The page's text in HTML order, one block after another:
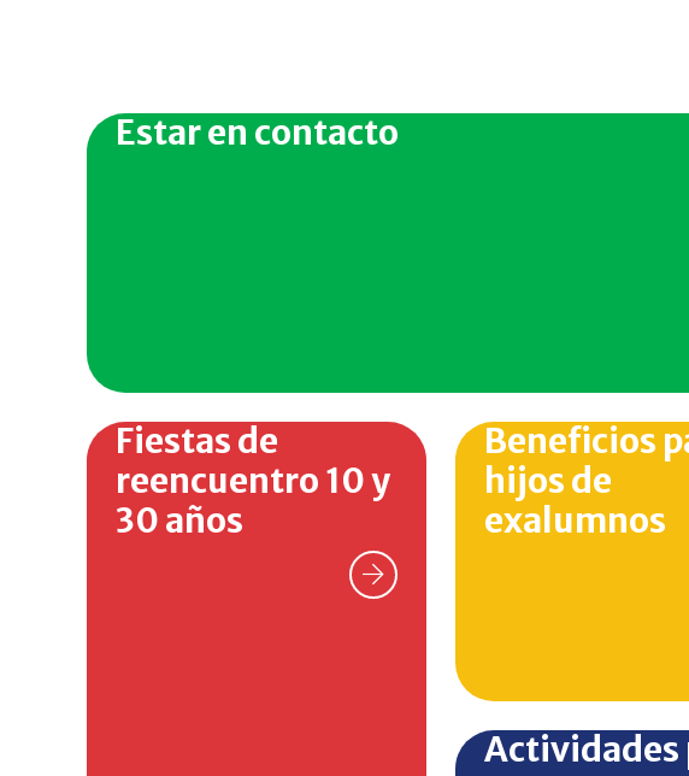
Estar en contacto
Beneficios
hijos de
exalumnos
Actividades
Fiestas de
reencuentro 10 y
30 años